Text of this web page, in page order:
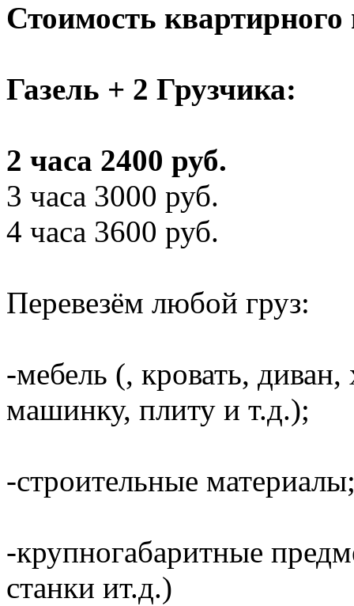
Стоимость квартирного
Газель + 2 Грузчика:
2 часа 2400 руб.
3 часа 3000 руб.
4 часа 3600 руб.
Перевезём любой груз:
-мебель (, кровать,
машинку, плиту и т.д.);
-строительные
-крупногабаритные
станки ит.д.)